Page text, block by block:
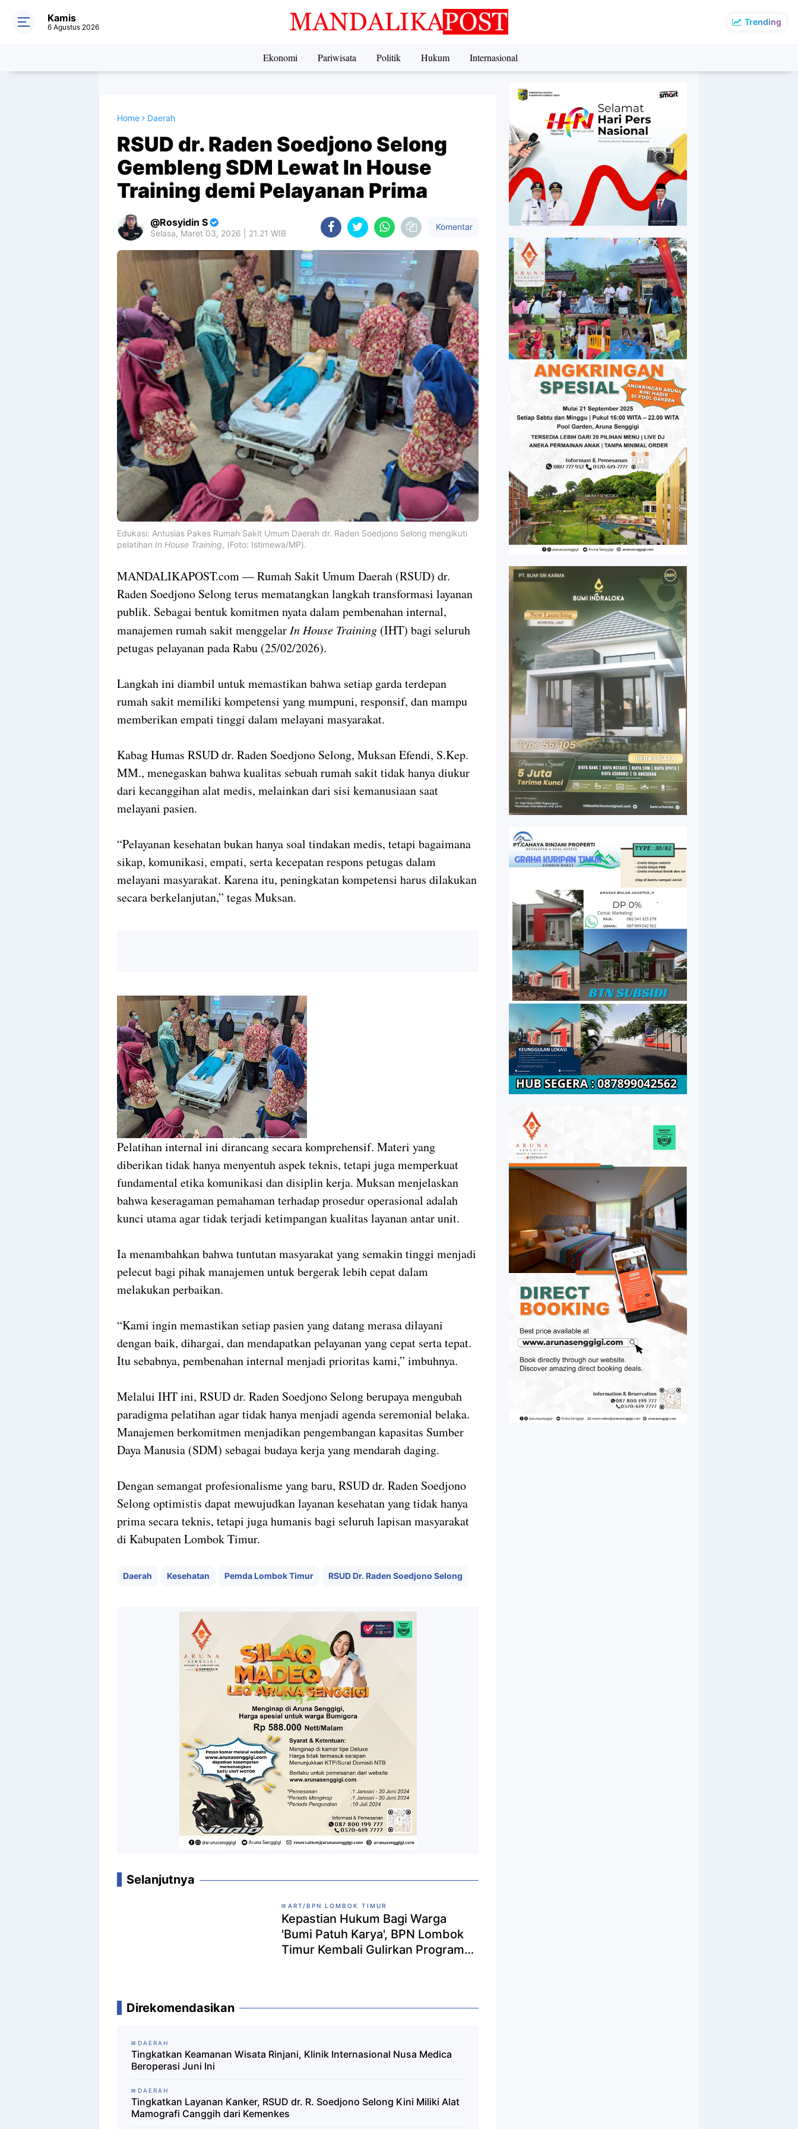
Trending
Kamis
6 Agustus 2026
Ekonomi Pariwisata Politik Hukum Internasional
Home Daerah
RSUD dr. Raden Soedjono Selong
Gembleng SDM Lewat In House
Training demi Pelayanan Prima
Rosyidin S
Selasa, Maret 03, 2026 | 21.21 WIB
Komentar
Edukasi: Antusias Pakes Rumah Sakit Umum Daerah dr. Raden Soedjono Selong mengikuti
pelatihan In House Training, (Foto: Istimewa/MP).
MANDALIKAPOST.com — Rumah Sakit Umum Daerah (RSUD) dr.
Raden Soedjono Selong terus mematangkan langkah transformasi layanan
publik. Sebagai bentuk komitmen nyata dalam pembenahan internal,
manajemen rumah sakit menggelar In House Training (IHT) bagi seluruh
petugas pelayanan pada Rabu (25/02/2026).
Langkah ini diambil untuk memastikan bahwa setiap garda terdepan
rumah sakit memiliki kompetensi yang mumpuni, responsif, dan mampu
memberikan empati tinggi dalam melayani masyarakat.
Kabag Humas RSUD dr. Raden Soedjono Selong, Muksan Efendi, S.Kep.
MM., menegaskan bahwa kualitas sebuah rumah sakit tidak hanya diukur
dari kecanggihan alat medis, melainkan dari sisi kemanusiaan saat
melayani pasien.
“Pelayanan kesehatan bukan hanya soal tindakan medis, tetapi bagaimana
sikap, komunikasi, empati, serta kecepatan respons petugas dalam
melayani masyarakat. Karena itu, peningkatan kompetensi harus dilakukan
secara berkelanjutan,” tegas Muksan.
Pelatihan internal ini dirancang secara komprehensif. Materi yang
diberikan tidak hanya menyentuh aspek teknis, tetapi juga memperkuat
fundamental etika komunikasi dan disiplin kerja. Muksan menjelaskan
bahwa keseragaman pemahaman terhadap prosedur operasional adalah
kunci utama agar tidak terjadi ketimpangan kualitas layanan antar unit.
Ia menambahkan bahwa tuntutan masyarakat yang semakin tinggi menjadi
pelecut bagi pihak manajemen untuk bergerak lebih cepat dalam
melakukan perbaikan.
“Kami ingin memastikan setiap pasien yang datang merasa dilayani
dengan baik, dihargai, dan mendapatkan pelayanan yang cepat serta tepat.
Itu sebabnya, pembenahan internal menjadi prioritas kami,” imbuhnya.
Melalui IHT ini, RSUD dr. Raden Soedjono Selong berupaya mengubah
paradigma pelatihan agar tidak hanya menjadi agenda seremonial belaka.
Manajemen berkomitmen menjadikan pengembangan kapasitas Sumber
Daya Manusia (SDM) sebagai budaya kerja yang mendarah daging.
Dengan semangat profesionalisme yang baru, RSUD dr. Raden Soedjono
Selong optimistis dapat mewujudkan layanan kesehatan yang tidak hanya
prima secara teknis, tetapi juga humanis bagi seluruh lapisan masyarakat
di Kabupaten Lombok Timur.
Daerah Kesehatan Pemda Lombok Timur RSUD Dr. Raden Soedjono Selong
Selanjutnya
ART/BPN LOMBOK TIMUR
Kepastian Hukum Bagi Warga
'Bumi Patuh Karya', BPN Lombok
Timur Kembali Gulirkan Program
Direkomendasikan
DAERAH
Tingkatkan Keamanan Wisata Rinjani, Klinik Internasional Nusa Medica
Beroperasi Juni Ini
DAERAH
Tingkatkan Layanan Kanker, RSUD dr. R. Soedjono Selong Kini Miliki Alat
Mamografi Canggih dari Kemenkes